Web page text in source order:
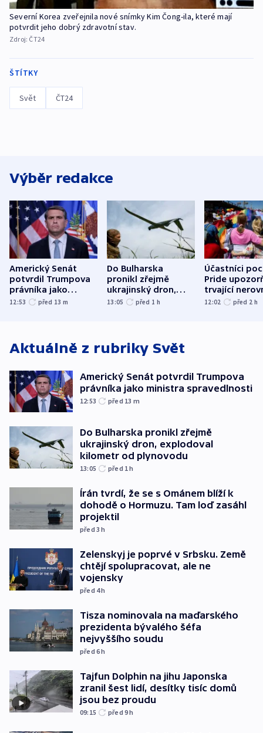
Severní Korea zveřejnila nové snímky Kim Čong-ila, které mají
potvrdit jeho dobrý zdravotní stav.
Zdroj: ČT24
ŠTÍTKY
Svět ČT24
Výběr redakce
Americký Senát
potvrdil Trumpova
právníka jako
ministra
12:53 před 13 m
Do Bulharska
pronikl zřejmě
ukrajinský dron,
explodoval kilometr
13:05 před 1 h
Účastníci
Pride
trvající
12:02 před 2 h
Aktuálně z rubriky Svět
Americký Senát potvrdil Trumpova
právníka jako ministra spravedlnosti
12:53 před 13 m
Do Bulharska pronikl zřejmě
ukrajinský dron, explodoval
kilometr od plynovodu
13:05 před 1h
Írán tvrdí, že se s Ománem blíží k
dohodě o Hormuzu. Tam loď zasáhl
projektil
před 3h
Zelenskyj je poprvé v Srbsku. Země
chtějí spolupracovat, ale ne
vojensky
před 4h
Tisza nominovala na maďarského
prezidenta bývalého šéfa
nejvyššího soudu
před 6h
Tajfun Dolphin na jihu Japonska
zranil šest lidí, desítky tisíc domů
jsou bez proudu
09:15 před 9h